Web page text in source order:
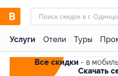
Услуги Отели Туры
Все скидки - в
Скачать